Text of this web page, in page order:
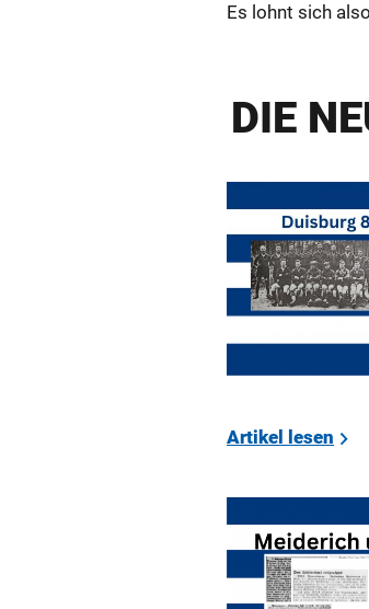
Es lohnt sich
DIE
Artikel lesen